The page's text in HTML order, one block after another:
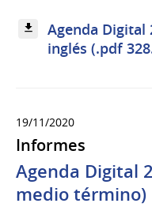
Agenda Digital
inglés (.pdf
19/11/2020
Informes
Agenda Digital
medio término)